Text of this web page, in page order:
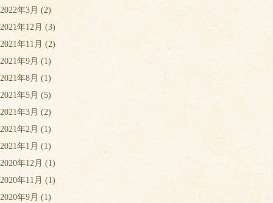
2022年3月 (2)
2021年12月(3)
2021年11月(2)
2021年9月 (1)
2021年8月 (1)
2021年5月 (5)
2021年3月 (2)
2021年2月 (1)
2021年1月 (1)
2020年12月 (1)
2020年11月 (1)
2020年9月 (1)